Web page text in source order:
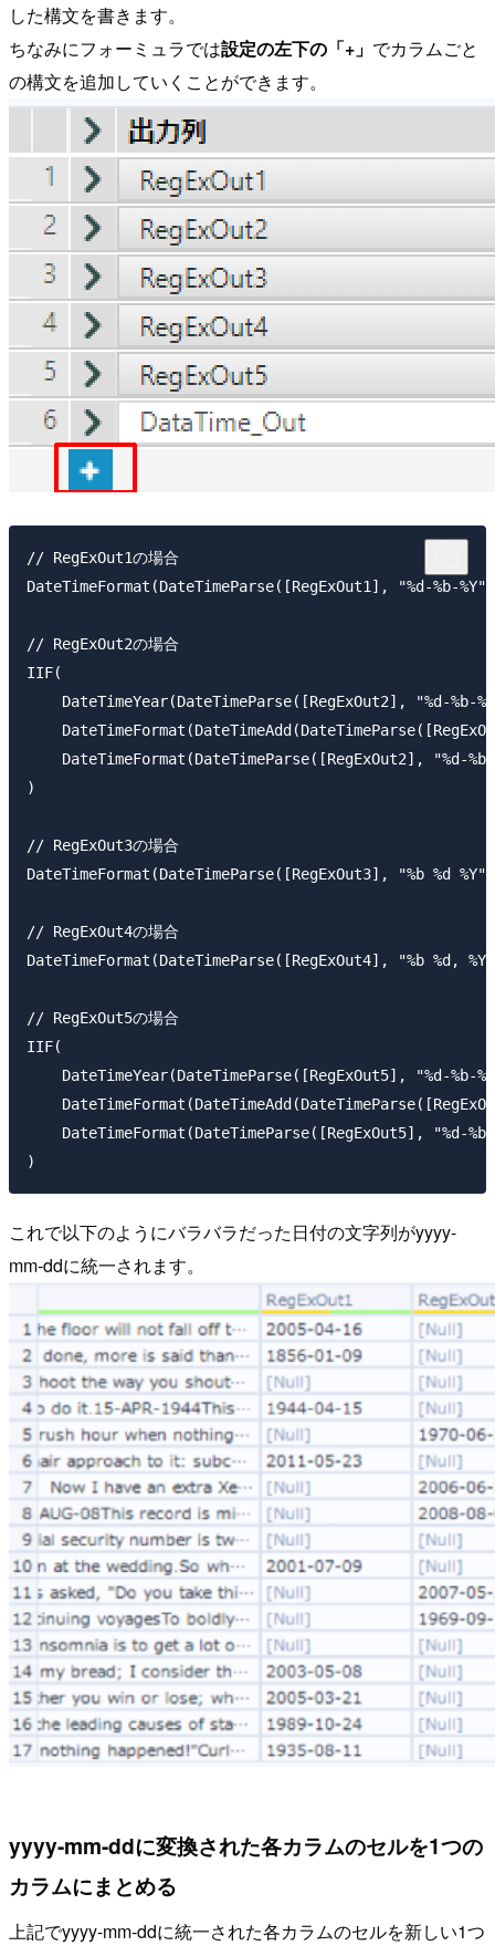
した構文を書きます。
ちなみにフォーミュラでは設定の左下の「+」 でカラムごと
の構文を追加していくことができます。
// RegExOut1の場合
DateTimeFormat(DateTimeParse([RegExOut1], "%d-%b-
// RegExOut2の場合
IIF(
DateTimeYear(DateTimeParse([RegExOut2], "%d-%b-
DateTimeFormat(DateTimeParse([RegExOut2], "%d-
)
// RegExOut3の場合
DateTimeFormat(DateTimeParse([RegExOut3], "%b %d
// RegExOut4の場合
DateTimeFormat(DateTimeParse([RegExOut4], "%b %d,
// RegExOut5の場合
IIF(
DateTimeYear(DateTimeParse([RegExOut5], "%d-%b-
DateTimeFormat(DateTimeParse([RegExOut5], "%d-
これで以下のようにバラバラだった日付の文字列がyyyy-
mm-ddに統一されます。
yyyy-mm-ddに変換された各カラムのセルを1つの
カラムにまとめる
上記でyyyy-mm-ddに統一された各カラムのセルを新しい1つ